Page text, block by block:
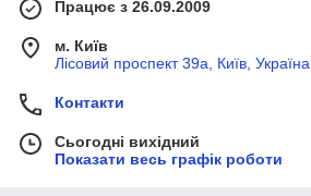
Працює з 26.09.2009
м. Київ
Лісовий проспект 39а, Київ, Україна
Контакти
Сьогодні вихідний
Показати весь графік роботи